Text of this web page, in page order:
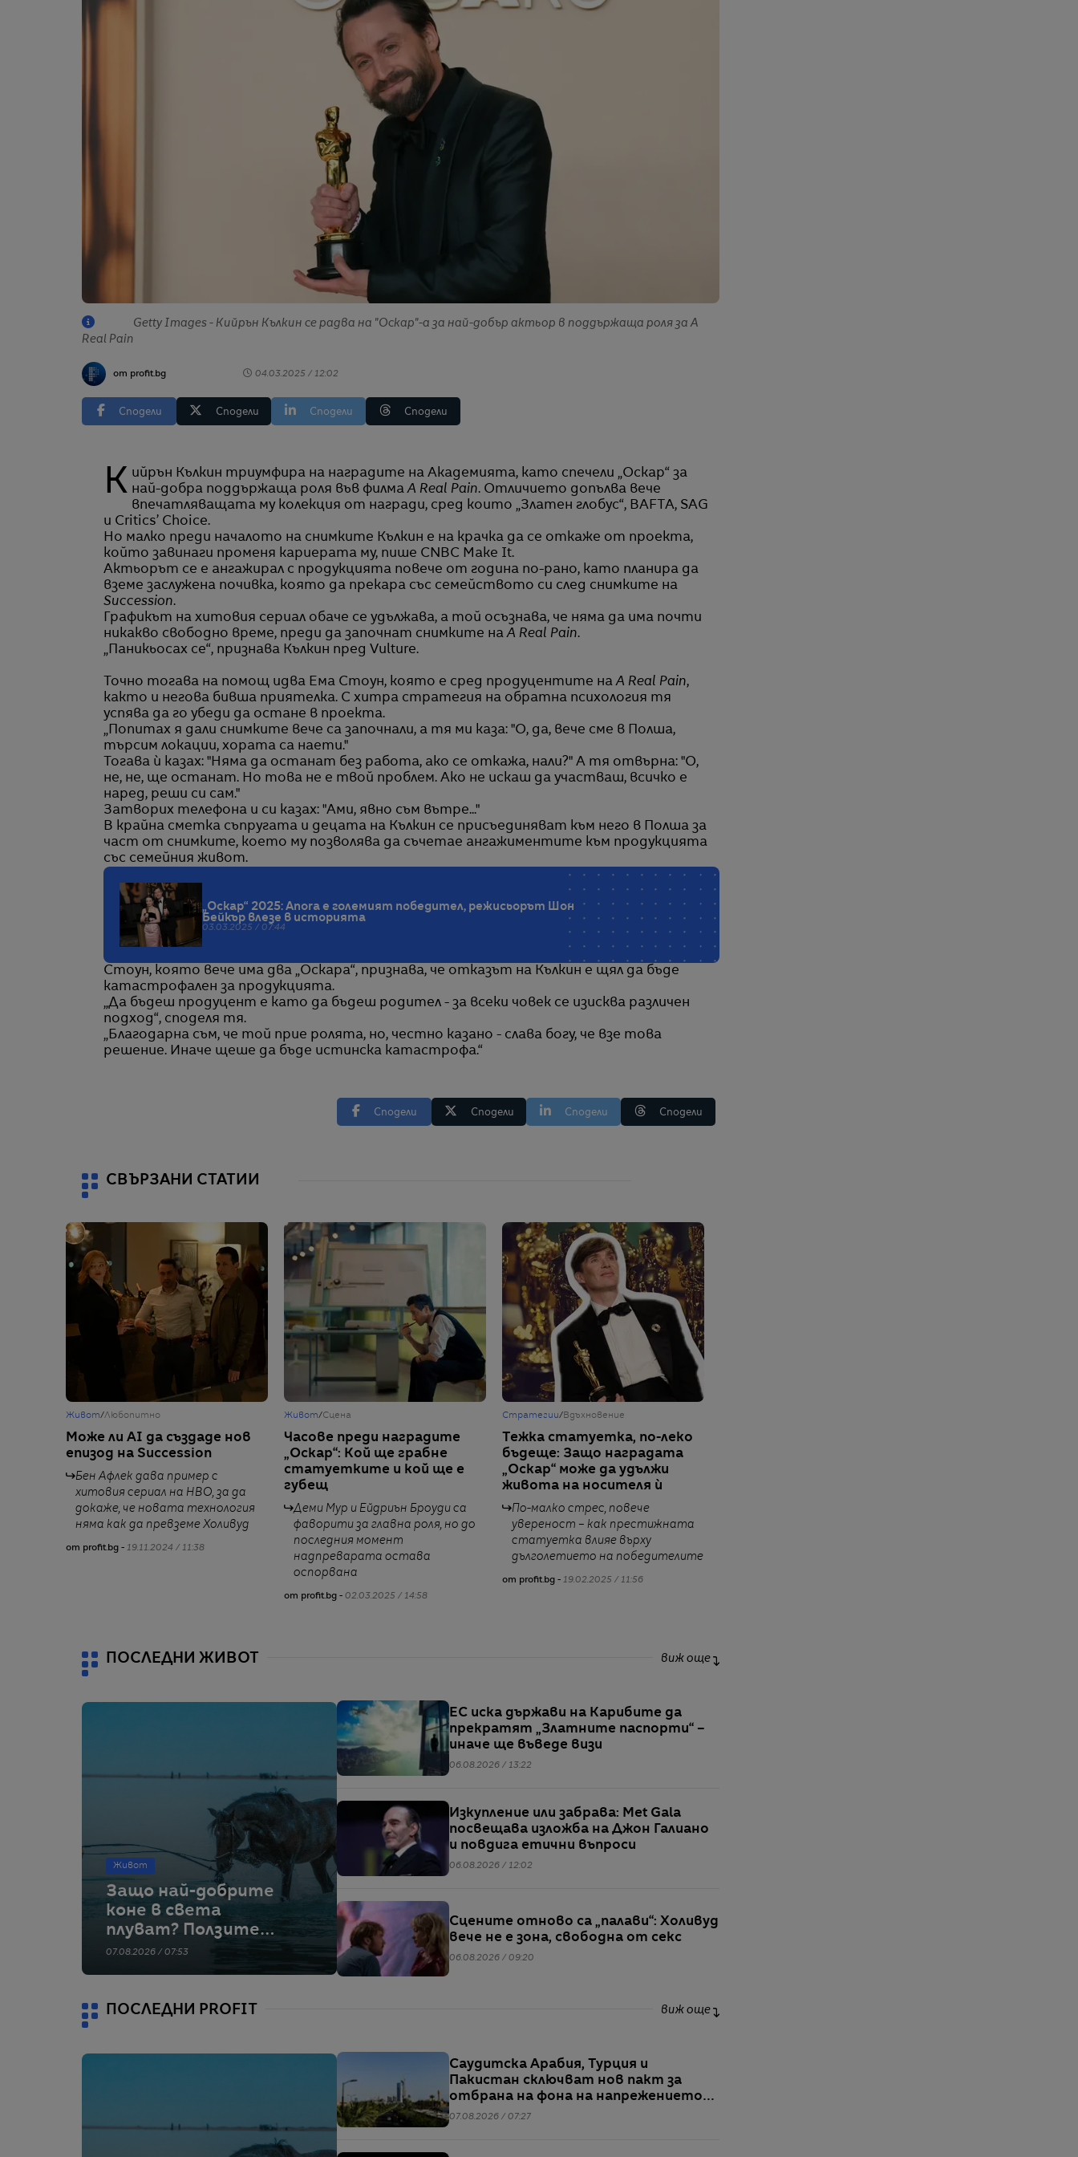
Getty Images - Кийрън Кълкин се радва на "Оскар"-а за най-добър актьор в поддържаща роля за A
Real Pain
от profit.bg 04.03.2025 / 12:02
Сподели Сподели Сподели Сподели
Кийрън Кълкин триумфира на наградите на Академията, като спечели „Оскар“ за най-добра поддържаща роля във филмаA Real Pain. Отличието допълва вече
впечатляващата му колекция от награди, сред които „Златен глобус“, BAFTA, SAG
и Critics’ Choice.
Но малко преди началото на снимките Кълкин е на крачка да се откаже от проекта,
който завинаги променя кариерата му, пише CNBC Make It.
Актьорът се е ангажирал с продукцията повече от година по-рано, като планира да
вземе заслужена почивка, която да прекара със семейството си след снимките на
Succession.
Графикът на хитовия сериал обаче се удължава, а той осъзнава, че няма да има почти
никакво свободно време, преди да започнат снимките наA Real Pain.
„Паникьосах се“, признава Кълкин пред Vulture.
Точно тогава на помощ идва Ема Стоун, която е сред продуцентите наA Real Pain,
както и негова бивша приятелка. С хитра стратегия на обратна психология тя
успява да го убеди да остане в проекта.
„Попитах я дали снимките вече са започнали, а тя ми каза: "О, да, вече сме в Полша,
търсим локации, хората са наети."
Тогава ѝ казах: "Няма да останат без работа, ако се откажа, нали?" А тя отвърна: "О,
не, не, ще останат. Но това не е твой проблем. Ако не искаш да участваш, всичко е
наред, реши си сам."
Затворих телефона и си казах: "Ами, явно съм вътре..."
В крайна сметка съпругата и децата на Кълкин се присъединяват към него в Полша за
част от снимките, което му позволява да съчетае ангажиментите към продукцията
със семейния живот.
„Оскар“ 2025: Anora е големият победител, режисьорът Шон
Бейкър влезе в историята
03.03.2025 / 07:44
Стоун, която вече има два „Оскара“, признава, че отказът на Кълкин е щял да бъде
катастрофален за продукцията.
„Да бъдеш продуцент е като да бъдеш родител - за всеки човек се изисква различен
подход“, споделя тя.
„Благодарна съм, че той прие ролята, но, честно казано - слава богу, че взе това
решение. Иначе щеше да бъде истинска катастрофа.“
Сподели Сподели Сподели Сподели
СВЪРЗАНИ СТАТИИ
Живот/Любопитно
Може ли AI да създаде нов
епизод на Succession
Бен Афлек дава пример с
хитовия сериал на HBO, за да
докаже, че новата технология
няма как да превземе Холивуд
от profit.bg - 19.11.2024 / 11:38
Живот/Сцена
Часове преди наградите
„Оскар“: Кой ще грабне
статуетките и кой ще е
губещ
Деми Мур и Ейдриън Броуди са
фаворити за главна роля, но до
последния момент
надпреварата остава
оспорвана
от profit.bg - 02.03.2025 / 14:58
Стратегии/Вдъхновение
Тежка статуетка, по-леко
бъдеще: Защо наградата
„Оскар“ може да удължи
живота на носителя ѝ
По-малко стрес, повече
увереност – как престижната
статуетка влияе върху
дълголетието на победителите
от profit.bg - 19.02.2025 / 11:56
ПОСЛЕДНИ ЖИВОТ виж още
Живот
Защо най-добрите
коне в света
плуват? Ползите
далеч не са само в
07.08.2026 / 07:53
ЕС иска държави на Карибите да
прекратят „Златните паспорти“ –
иначе ще въведе визи
06.08.2026 / 13:22
Изкупление или забрава: Met Gala
посвещава изложба на Джон Галиано
и повдига етични въпроси
06.08.2026 / 12:02
Сцените отново са „палави“: Холивуд
вече не е зона, свободна от секс
06.08.2026 / 09:20
ПОСЛЕДНИ PROFIT виж още
Саудитска Арабия, Турция и
Пакистан сключват нов пакт за
отбрана на фона на напрежението
между САЩ и Иран
07.08.2026 / 07:27